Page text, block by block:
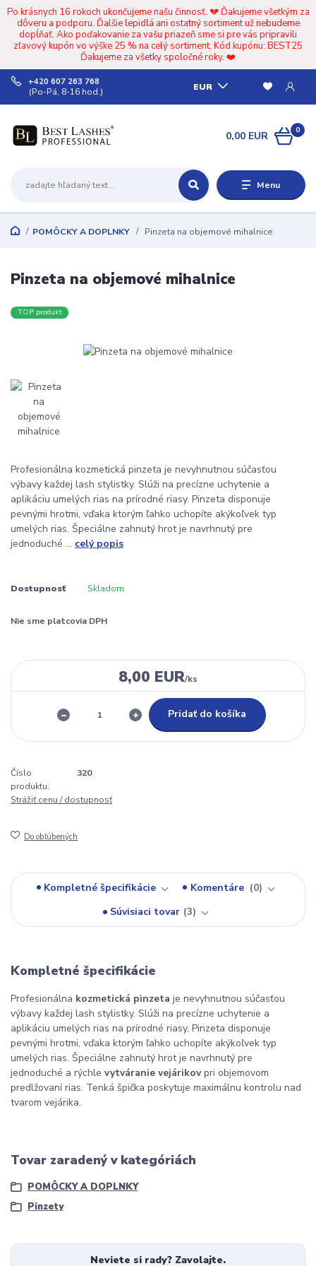
Po krásnych 16 rokoch ukončujeme našu činnosť. 💔 Ďakujeme všetkým za
dôveru a podporu. Ďalšie lepidlá ani ostatný sortiment už nebudeme
dopĺňať. Ako poďakovanie za vašu priazeň sme si pre vás pripravili
zľavový kupón vo výške 25 % na celý sortiment. Kód kupónu: BEST25
Ďakujeme za všetky spoločné roky. ❤️
Menu
EUR
+420 607 263 768
(Po-Pá, 8-16 hod.)
0
0,00 EUR
POMÔCKY A DOPLNKY Pinzeta na objemové mihalnice
Pinzeta na objemové mihalnice
TOP produkt
Profesionálna kozmetická pinzeta je nevyhnutnou súčasťou
výbavy každej lash stylistky. Slúži na precízne uchytenie a
aplikáciu umelých rias na prírodné riasy. Pinzeta disponuje
pevnými hrotmi, vďaka ktorým ľahko uchopíte akýkoľvek typ
umelých rias. Špeciálne zahnutý hrot je navrhnutý pre
jednoduché ... celý popis
Dostupnosť Skladom
Nie sme platcovia DPH
8,00 EUR/ks
Pridať do košíka
Číslo
produktu:
320
Strážiť cenu / dostupnosť
Do obľúbených
Kompletné špecifikácie Komentáre
0
Súvisiaci tovar 3
Kompletné špecifikácie
Profesionálna kozmetická pinzeta je nevyhnutnou súčasťou
výbavy každej lash stylistky. Slúži na precízne uchytenie a
aplikáciu umelých rias na prírodné riasy. Pinzeta disponuje
pevnými hrotmi, vďaka ktorým ľahko uchopíte akýkoľvek typ
umelých rias. Špeciálne zahnutý hrot je navrhnutý pre
jednoduché a rýchle vytváranie vejárikovpri objemovom
predlžovaní rias. Tenká špička poskytuje maximálnu kontrolu nad
tvarom vejárika.
Tovar zaradený v kategóriách
POMÔCKY A DOPLNKY
Pinzety
Neviete si rady? Zavolajte.